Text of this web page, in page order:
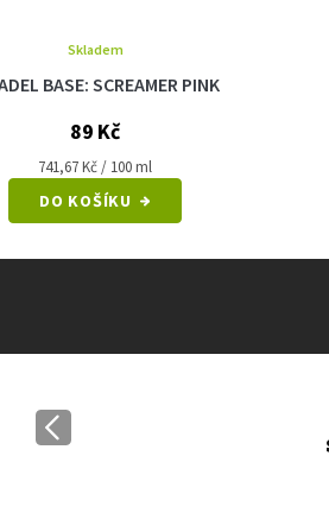
BASE: SCREAMER PINK
Skladem
89 Kč
Měrná
741,67 Kč / 100 ml
DO KOŠÍKU